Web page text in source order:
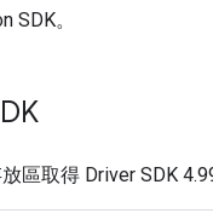
SDK。
區取得 Driver SDK